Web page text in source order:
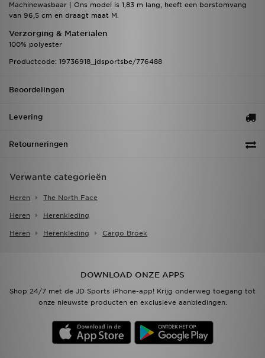
Machinewasbaar | Ons model is 1,83 m lang, heeft een borstomvang
van 96,5 cm en draagt maat M.
Verzorging & Materialen
100% polyester
Productcode: 19736918_jdsportsbe/776488
Beoordelingen
Levering
Retourneringen
Verwante categorieën
Heren The North Face
Heren Herenkleding
Heren Herenkleding Cargo Broek
DOWNLOAD ONZE APPS
Shop 24/7 met de JD Sports iPhone-app! Krijg onderweg toegang tot
onze nieuwste producten en exclusieve aanbiedingen.